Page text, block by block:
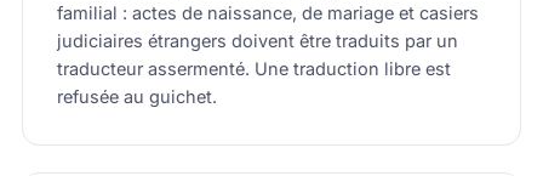
familial : actes de naissance, de mariage et casiers
judiciaires étrangers doivent être traduits par un
traducteur assermenté. Une traduction libre est
refusée au guichet.